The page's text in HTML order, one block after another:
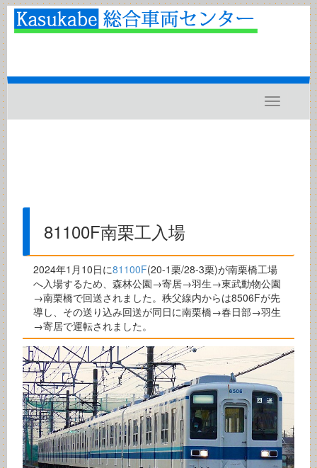
Toggle
navigation
81100F南栗工入場
2024年1月10日に81100F(20-1栗/28-3栗)が南栗橋工場
へ入場するため、森林公園→寄居→羽生→東武動物公園
→南栗橋で回送されました。秩父線内からは8506Fが先
導し、その送り込み回送が同日に南栗橋→春日部→羽生
→寄居で運転されました。